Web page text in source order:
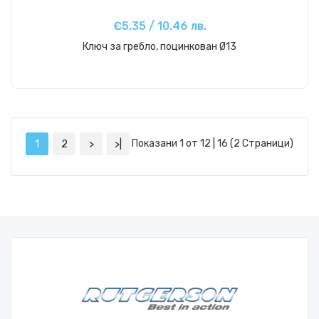
€5.35 / 10.46 лв.
Ключ за гребло, поцинкован Ø13
1 2 > >| Показани 1 от 12 | 16 (2 Страници)